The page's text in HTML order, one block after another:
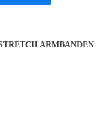
ARMBANDEN